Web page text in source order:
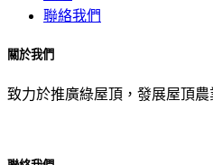
聯絡我們
關於我們
致力於推廣綠屋頂，發展屋頂